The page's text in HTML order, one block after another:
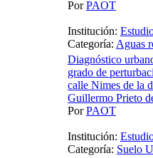
PorPAOT
Institución:
Categoría: Aguas
Diagnóstico
grado de
calle Nimes de la
Guillermo Prieto
PorPAOT
Institución:
Categoría: Suelo